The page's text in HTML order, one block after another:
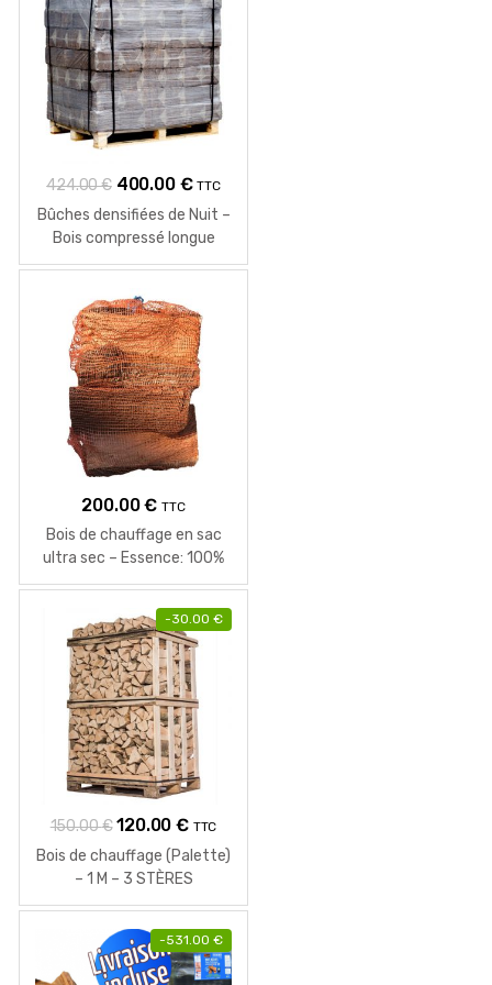
424.00€ Le
prix
initial
était :
424.00 €.
400.00 €Le
prix
actuel
est :
TTC
Bûches densifiées de Nuit –
Bois compressé longue
durée
200.00€ TTC
Bois de chauffage en sac
ultra sec – Essence: 100%
Chêne
-30.00 €
150.00€ Le
prix
initial
était :
150.00 €.
120.00€Le
prix
actuel
est :
120.00 €.
TTC
Bois de chauffage (Palette)
– 1 M – 3 STÈRES
-531.00 €